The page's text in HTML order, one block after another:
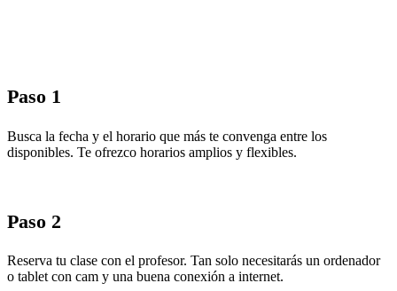
Paso 1
Busca la fecha y el horario que más te convenga entre los
disponibles. Te ofrezco horarios amplios y flexibles.
Paso 2
Reserva tu clase con el profesor. Tan solo necesitarás un ordenador
o tablet con cam y una buena conexión a internet.